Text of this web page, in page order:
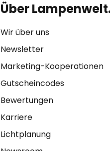
Über
Wir über uns
Newsletter
Marketing-Kooperationen
Gutscheincodes
Bewertungen
Karriere
Lichtplanung